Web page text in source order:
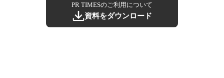
PR TIMESのご利用について
資料をダウンロード